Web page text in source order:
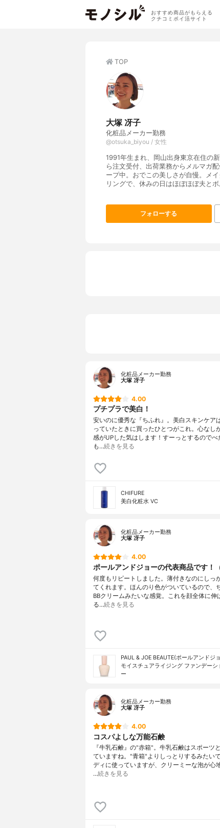
おすすめ商品がもらえる
クチコミポイ活サイト
TOP
大塚 冴子
化粧品メーカー勤務
@otsuka_biyou / 女性
1991年生まれ、岡山出身東京在住の
ら注文受付、出荷業務からメルマガ
ープ中。おでこの美しさが自慢。メ
リングで、休みの日はほぼほぼ夫と
フォローする
化粧品メーカー勤務
大塚 冴子
4.00
プチプラで美白！
安いのに優秀な『ちふれ』。美白スキンケア
っていたときに買ったひとつがこれ。心なし
感がUPした気はします！すーっとするのでべ
も…続きを見る
CHIFURE
美白化粧水 VC
化粧品メーカー勤務
大塚 冴子
4.00
ポールアンドジョーの代表商品です！
何度もリピートしました。薄付きなのにしっ
てくれます。ほんのり色がついているので、
BBクリームみたいな感覚。これを顔全体に伸
る…続きを見る
PAUL & JOE BEAUTE(ポールアンドジ
モイスチュアライジング ファンデーシ
ー
化粧品メーカー勤務
大塚 冴子
4.00
コスパよしな万能石鹸
『牛乳石鹸』の"赤箱"。牛乳石鹸はスポーツ
ていますね。"青箱"よりしっとりするみたい
ディに使っていますが、クリーミーな泡が心
…続きを見る